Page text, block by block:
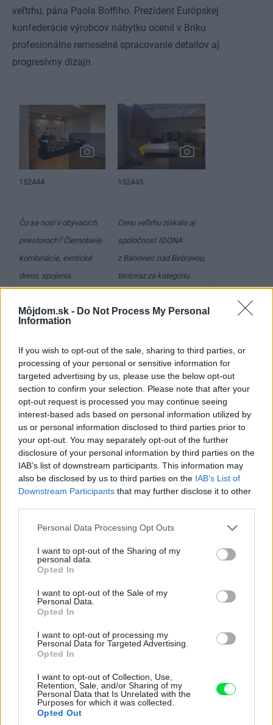
Môjdom.sk - Do Not Process My Personal
Information
If you wish to opt-out of the sale, sharing to third parties, or
processing of your personal or sensitive information for
targeted advertising by us, please use the below opt-out
section to confirm your selection. Please note that after your
opt-out request is processed you may continue seeing
interest-based ads based on personal information utilized by
us or personal information disclosed to third parties prior to
your opt-out. You may separately opt-out of the further
disclosure of your personal information by third parties on the
IAB’s list of downstream participants. This information may
also be disclosed by us to third parties on the IAB’s List of
Downstream Participants that may further disclose it to other
Please note that this website/app uses one or more Google
not limited to your visit or usage behaviour. You may click to
grant or deny consent to Google and its third-party tags to
use your data for below specified purposes in below Google
consent section.
Personal Data Processing Opt Outs
I want to opt-out of the Sharing of my
personal data.
Opted In
I want to opt-out of the Sale of my
Personal Data.
Opted In
I want to opt-out of processing my
Personal Data for Targeted Advertising.
Opted In
I want to opt-out of Collection, Use,
Retention, Sale, and/or Sharing of my
Personal Data that Is Unrelated with the
Purposes for which it was collected.
Opted Out
veľtrhu, pána Paola Boffiho. Prezident Európskej
konfederácie výrobcov nábytku ocenil v Briku
profesionálne remeselné spracovanie detailov aj
progresívny dizajn.
152444 152445
Čo sa nosí v obývacích
priestoroch? Čiernobiele
kombinácie, exotické
drevo, spojenia
a štruktúr… najlepšie to
spoločnosť Chreno –
výroba nábytku si za
svoju expozíciu odniesla
Cenu veľtrhu presne
v tejto kategórii.
Cenu veľtrhu získala aj
spoločnosť IDONA
z Bánoviec nad Bebravou,
tentoraz za kategóriu
Nás zaujala najmä
s originálnym dreveným
čelom a odkladacím
priestorom.
152446 152447
Príjemnú ilúziu domova
zariadeného v prírodných
farbách ponúkla aj
Zvolena. Striedmu
prvky miešali v tom
správnom pomere.
sedacieho nábytku
decentných prírodných
praktické detaily –
mobilnú a variabilnú